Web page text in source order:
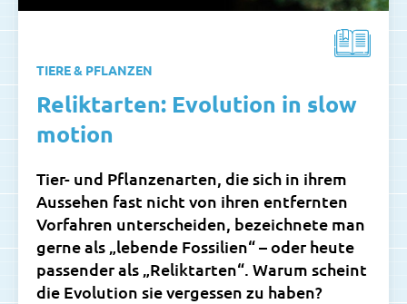
TIERE & PFLANZEN
Reliktarten: Evolution in slow
motion
Tier- und Pflanzenarten, die sich in ihrem
Aussehen fast nicht von ihren entfernten
Vorfahren unterscheiden, bezeichnete man
gerne als „lebende Fossilien“ – oder heute
passender als „Reliktarten“. Warum scheint
die Evolution sie vergessen zu haben?